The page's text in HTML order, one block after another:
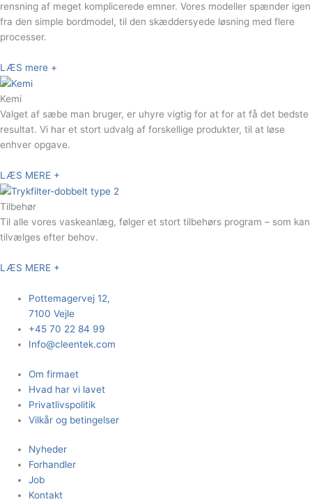
rensning af meget komplicerede emner. Vores modeller spænder igen
fra den simple bordmodel, til den skæddersyede løsning med flere
processer.
LÆS mere +
Kemi
Valget af sæbe man bruger, er uhyre vigtig for at for at få det bedste
resultat. Vi har et stort udvalg af forskellige produkter, til at løse
enhver opgave.
LÆS MERE +
Tilbehør
Til alle vores vaskeanlæg, følger et stort tilbehørs program – som kan
tilvælges efter behov.
LÆS MERE +
Pottemagervej 12,
7100 Vejle
+45 70 22 84 99
Info@cleentek.com
Om firmaet
Hvad har vi lavet
Privatlivspolitik
Vilkår og betingelser
Nyheder
Forhandler
Job
Kontakt